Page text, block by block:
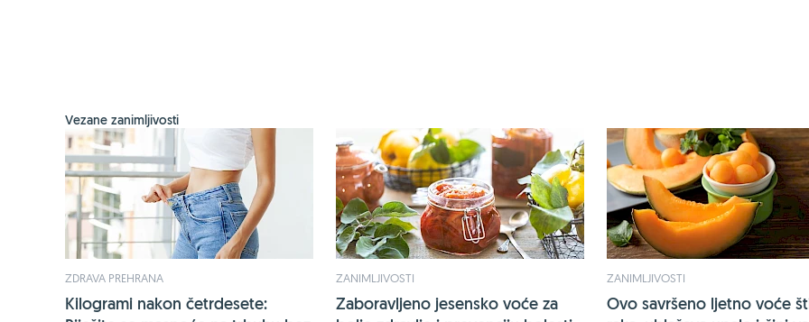
Vezane zanimljivosti
ZDRAVA PREHRANA
Kilogrami nakon četrdesete:
ZANIMLJIVOSTI
Zaboravljeno jesensko voće za
ZANIMLJIVOSTI
Ovo savršeno ljetno voće